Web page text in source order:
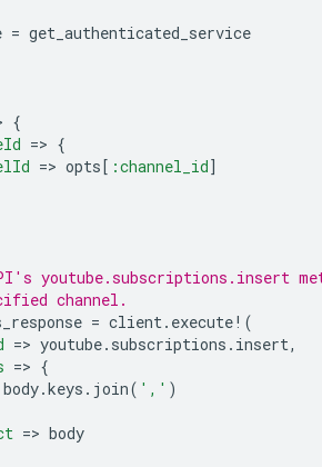
= get_authenticated_service
{
=> {
=> opts[ :channel_id]
youtube.subscriptions.insert
channel.
= client. execute! (
=> youtube. subscriptions . insert,
=> {
body.keys . join( ',' )
=> body